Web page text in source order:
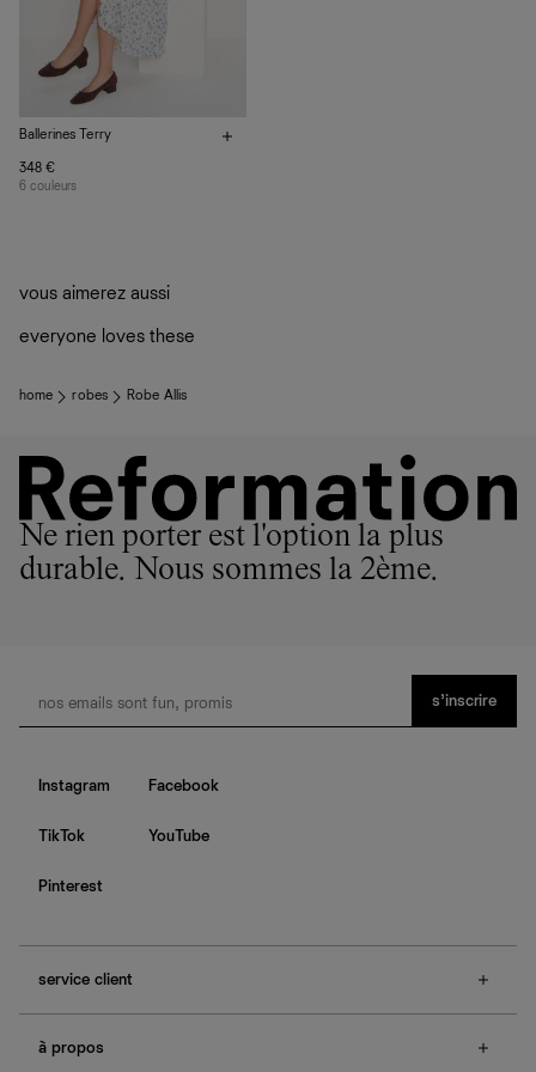
nous privilégions le bien-être des équipes et la réduction
de notre empreinte environnementale.
Ballerines Terry
348 €
6 couleurs
vous aimerez aussi
everyone loves these
home robes Robe Allis
Ne rien porter est l'option la plus
durable. Nous sommes la 2ème.
s’inscrire
Instagram Facebook
TikTok YouTube
Pinterest
service client
contactez-nous
à propos